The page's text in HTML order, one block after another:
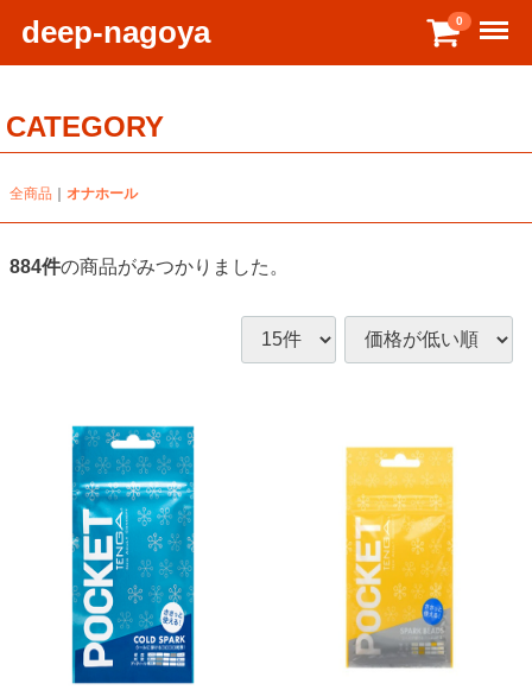
0
deep-nagoya Menu
CATEGORY
全商品 オナホール
884件の商品がみつかりました。